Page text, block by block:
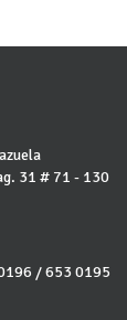
31 # 71 - 130
/ 653 0195